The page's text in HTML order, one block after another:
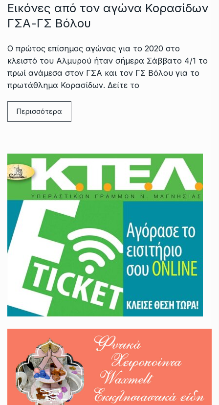
Εικόνες από τον αγώνα Κορασίδων
ΓΣΑ-ΓΣ Βόλου
Ο πρώτος επίσημος αγώνας για το 2020 στο
κλειστό του Αλμυρού ήταν σήμερα Σάββατο 4/1 το
πρωί ανάμεσα στον ΓΣΑ και τον ΓΣ Βόλου για το
πρωτάθλημα Κορασίδων. Δείτε το
Περισσότερα